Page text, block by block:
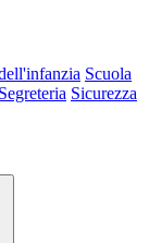
Scuola
Segreteria Sicurezza